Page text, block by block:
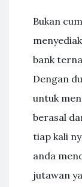
Bukan
bank
Dengan
untuk
berasal
tiap kali
anda
jutawan